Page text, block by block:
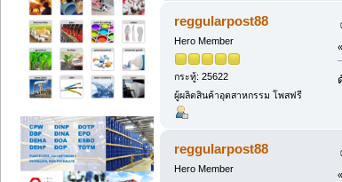
reggularpost88
Hero Member
กระทู้: 25622
ผู้ผลิตสินค้าอุตสาหกรรม โพสฟรี
«
reggularpost88
Hero Member
«